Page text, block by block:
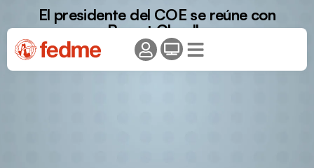
El presidente del COE se reúne con
Bernat Clarella